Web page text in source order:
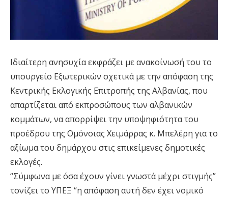
Ιδιαίτερη ανησυχία εκφράζει με ανακοίνωσή του το
υπουργείο Εξωτερικών σχετικά με την απόφαση της
Κεντρικής Εκλογικής Επιτροπής της Αλβανίας, που
απαρτίζεται από εκπροσώπους των αλβανικών
κομμάτων, να απορρίψει την υποψηφιότητα του
προέδρου της Ομόνοιας Χειμάρρας κ. Μπελέρη για το
αξίωμα του δημάρχου στις επικείμενες δημοτικές
εκλογές.
“Σύμφωνα με όσα έχουν γίνει γνωστά μέχρι στιγμής”
τονίζει το ΥΠΕΞ “η απόφαση αυτή δεν έχει νομικό